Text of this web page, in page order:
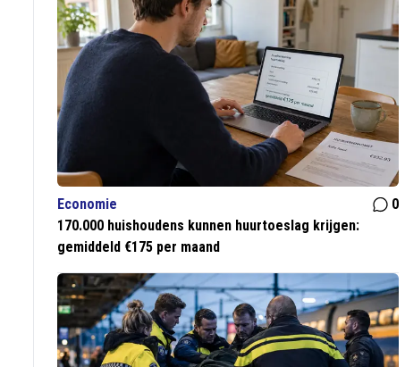
Economie
0
170.000 huishoudens kunnen huurtoeslag krijgen:
gemiddeld €175 per maand